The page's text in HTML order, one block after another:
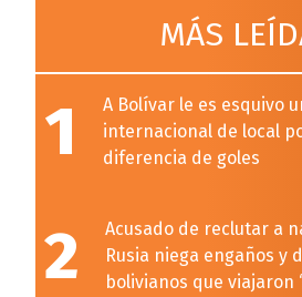
MÁS
1
A Bolívar le es esquivo
internacional de local
diferencia de goles
2
Acusado de reclutar a
Rusia niega engaños y
bolivianos que viajaron